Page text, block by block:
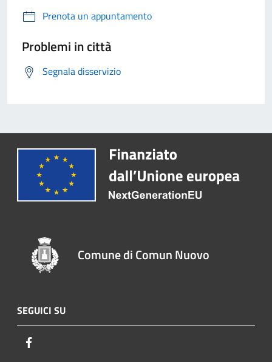
Prenota un appuntamento
Problemi in città
Segnala disservizio
Comune di Comun Nuovo
SEGUICI SU